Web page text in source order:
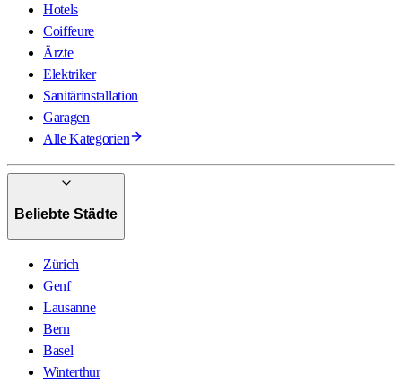
Hotels
Coiffeure
Ärzte
Elektriker
Sanitärinstallation
Garagen
Alle Kategorien
Beliebte Städte
Zürich
Genf
Lausanne
Bern
Basel
Winterthur